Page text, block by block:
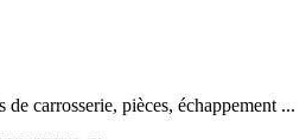
carrosserie, pièces, échappement ...